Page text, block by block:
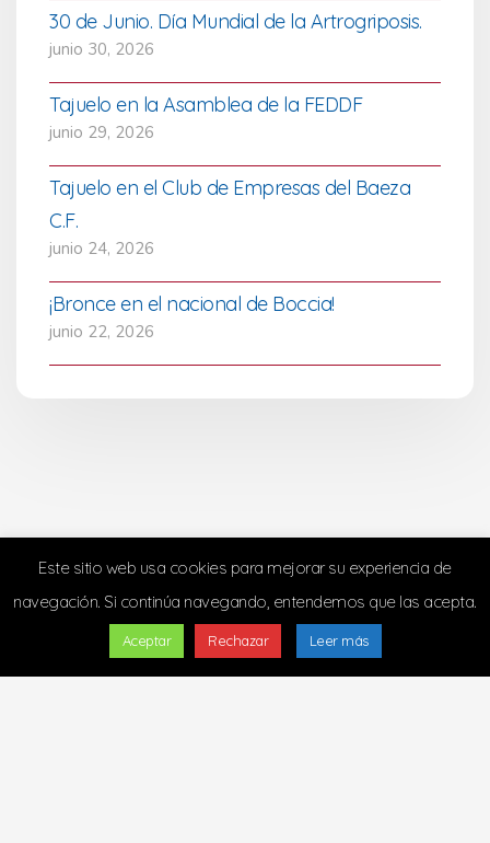
30 de Junio. Día Mundial de la Artrogriposis.
junio 30, 2026
Tajuelo en la Asamblea de la FEDDF
junio 29, 2026
Tajuelo en el Club de Empresas del Baeza
C.F.
junio 24, 2026
¡Bronce en el nacional de Boccia!
junio 22, 2026
Este sitio web usa cookies para mejorar su experiencia de
navegación. Si continúa navegando, entendemos que las acepta.
Aceptar Rechazar Leer más